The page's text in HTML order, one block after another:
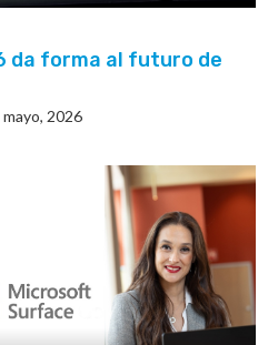
da forma al futuro de
mayo, 2026